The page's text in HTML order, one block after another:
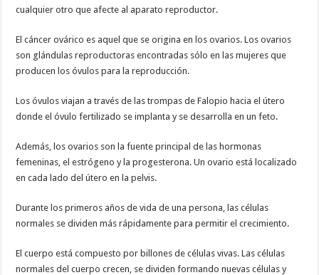
cualquier otro que afecte al aparato reproductor.
El cáncer ovárico es aquel que se origina en los ovarios. Los ovarios
son glándulas reproductoras encontradas sólo en las mujeres que
producen los óvulos para la reproducción.
Los óvulos viajan a través de las trompas de Falopio hacia el útero
donde el óvulo fertilizado se implanta y se desarrolla en un feto.
Además, los ovarios son la fuente principal de las hormonas
femeninas, el estrógeno y la progesterona. Un ovario está localizado
en cada lado del útero en la pelvis.
Durante los primeros años de vida de una persona, las células
normales se dividen más rápidamente para permitir el crecimiento.
El cuerpo está compuesto por billones de células vivas. Las células
normales del cuerpo crecen, se dividen formando nuevas células y